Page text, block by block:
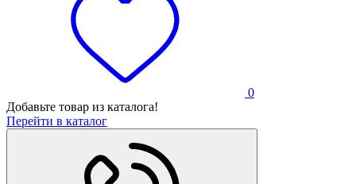
0
Добавьте товар из каталога!
Перейти в каталог